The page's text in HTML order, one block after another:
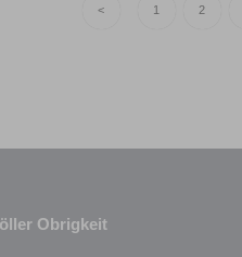
< 1 2
Obrigkeit